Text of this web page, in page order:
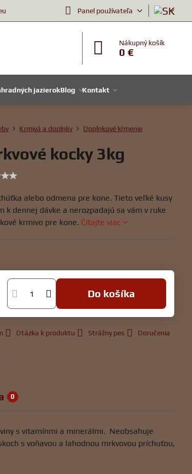
Panel používateľa
Nákupný košík
0 €
jazierokBlog Kontakt
Krmivá a doplnky Doplnkové kŕmenie
kocky 3kg
alebo odmena pre kone. Tieto veľké kusy
k dennej dávke a nerozpadajú sa vám v ruke
krmivo pre kone. Čítajte viac
Do košíka
Otázka k produktu Strážny pes Doručenia
0
s vitamínmi a minerálmi. Neobsahuje
s voňavou a lahodnou mrkvovou príchuťou,